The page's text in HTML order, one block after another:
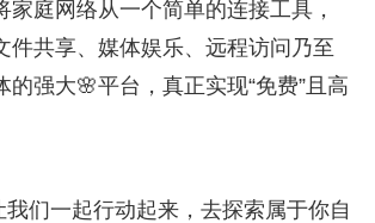
家庭网络从一个简单的连接工具，
件共享、媒体娱乐、远程访问乃至
的强大🌸平台，真正实现“免费”且高
我们一起行动起来，去探索属于你自